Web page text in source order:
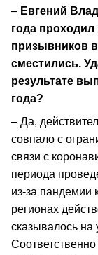
– Евгений
года
призывников
сместились.
результате
года?
– Да,
совпало с
связи с
периода
из-за пандемии
регионах
сказывалось на